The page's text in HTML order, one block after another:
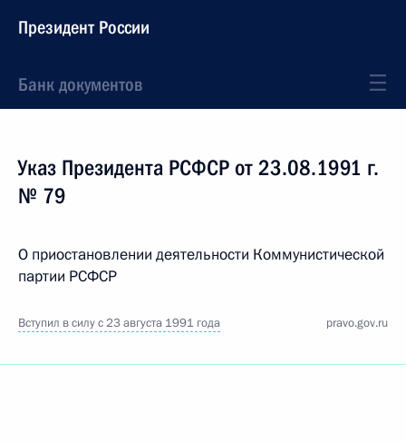
Президент России
Банк документов
Указ Президента РСФСР от 23.08.1991 г.
№ 79
О приостановлении деятельности Коммунистической
партии РСФСР
Вступил в силу с 23 августа 1991 года pravo.gov.ru